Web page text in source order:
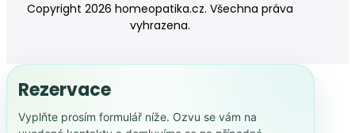
Copyright 2026 homeopatika.cz. Všechna práva
vyhrazena.
Rezervace
Vyplňte prosím formulář níže. Ozvu se vám na